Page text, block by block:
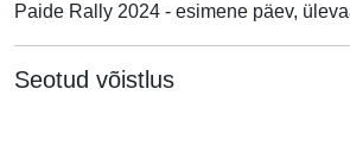
Paide Rally 2024 - esimene päev,
Seotud võistlus